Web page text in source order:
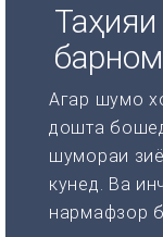
Агар шумо
дошта
шумораи
кунед. Ва
нармафзор